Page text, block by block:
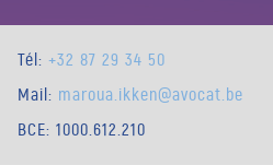
Tél: +32 87 29 34 50
Mail: maroua.ikken@avocat.be
BCE: 1000.612.210